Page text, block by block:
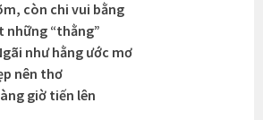
còn chi vui bằng
những “thằng”
như hằng ước mơ
nên thơ
giờ tiến lên